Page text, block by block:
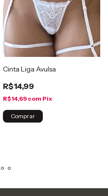
Cinta Liga Avulsa
R$14,99
R$14,69 com Pix
Comprar